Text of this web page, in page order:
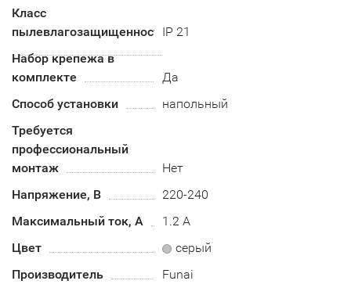
Класс
пылевлагозащищенностиIP 21
Набор крепежа в
комплекте
Да
Способ установки
напольный
Требуется
профессиональный
монтаж
Нет
Напряжение, В
220-240
Максимальный ток, А
1.2 А
Цвет
серый
Производитель
Funai